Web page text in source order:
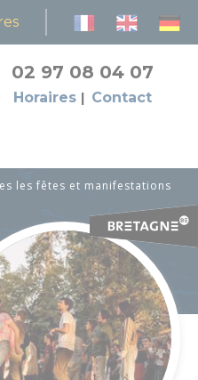
et découvertes
balades guidées
médiathèques
02 97 08 04 07
Horaires Contact
les fêtes et manifestations